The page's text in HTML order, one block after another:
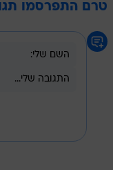
טרם התפרסמו